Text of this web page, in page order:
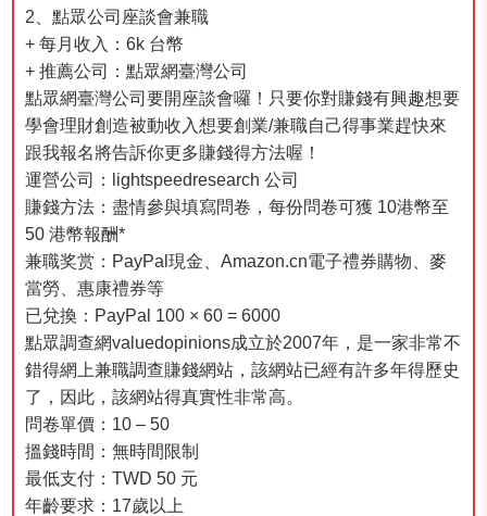
2、點眾公司座談會兼職
+ 每月收入：6k 台幣
+ 推薦公司：點眾網臺灣公司
點眾網臺灣公司要開座談會囉！只要你對賺錢有興趣️想要
學會理財創造被動收入️想要創業/兼職自己得事業趕快來
跟我報名將告訴你更多賺錢得方法喔！
運營公司：lightspeedresearch 公司
賺錢方法：盡情參與填寫問卷，每份問卷可獲 10港幣至
50 港幣報酬*
兼職奖赏：PayPal現金、Amazon.cn電子禮券購物、麥
當勞、惠康禮券等
已兌換：PayPal 100 × 60 = 6000
點眾調查網valuedopinions成立於2007年，是一家非常不
錯得網上兼職調查賺錢網站，該網站已經有許多年得歷史
了，因此，該網站得真實性非常高。
問卷單價：10 – 50
搵錢時間：無時間限制
最低支付：TWD 50 元
年齡要求：17歲以上